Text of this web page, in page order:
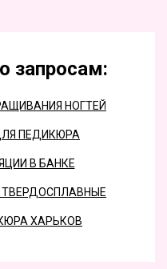
запросам:
НОГТЕЙ
ПЕДИКЮРА
В БАНКЕ
ХАРЬКОВ